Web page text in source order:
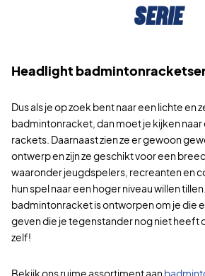
serie
Headlight
Dus als je op zoek bent naar een lichte en
badmintonracket, dan moet je kijken naar
rackets. Daarnaast zien ze er gewoon
ontwerp en zijn ze geschikt voor een
waaronder jeugdspelers, recreanten en
hun spel naar een hoger niveau willen
badmintonracket is ontworpen om je die
geven die je tegenstander nog niet heeft
zelf!
Bekijk ons ruime assortiment aan